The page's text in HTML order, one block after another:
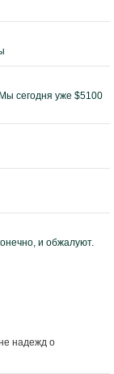
сегодня уже $5100
и обжалуют.
надежд о